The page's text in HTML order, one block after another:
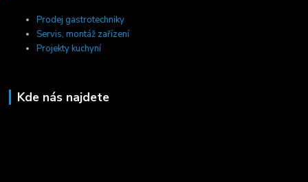
Prodej gastrotechniky
Servis, montáž zařízení
Projekty kuchyní
Kde nás najdete